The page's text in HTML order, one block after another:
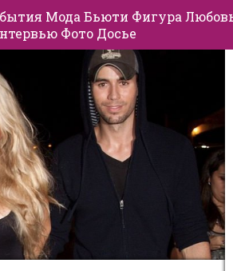
Мода Бьюти Фигура
Фото Досье